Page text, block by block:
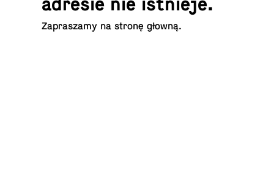
adresie nie istnieje.
Za­pra­sza­my na stronę głowną.